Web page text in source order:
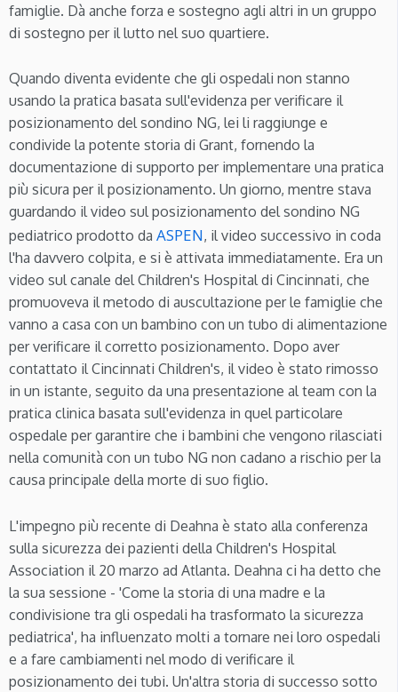
famiglie. Dà anche forza e sostegno agli altri in un gruppo
di sostegno per il lutto nel suo quartiere.
Quando diventa evidente che gli ospedali non stanno
usando la pratica basata sull'evidenza per verificare il
posizionamento del sondino NG, lei li raggiunge e
condivide la potente storia di Grant, fornendo la
documentazione di supporto per implementare una pratica
più sicura per il posizionamento. Un giorno, mentre stava
guardando il video sul posizionamento del sondino NG
pediatrico prodotto da ASPEN, il video successivo in coda
l'ha davvero colpita, e si è attivata immediatamente. Era un
video sul canale del Children's Hospital di Cincinnati, che
promuoveva il metodo di auscultazione per le famiglie che
vanno a casa con un bambino con un tubo di alimentazione
per verificare il corretto posizionamento. Dopo aver
contattato il Cincinnati Children's, il video è stato rimosso
in un istante, seguito da una presentazione al team con la
pratica clinica basata sull'evidenza in quel particolare
ospedale per garantire che i bambini che vengono rilasciati
nella comunità con un tubo NG non cadano a rischio per la
causa principale della morte di suo figlio.
L'impegno più recente di Deahna è stato alla conferenza
sulla sicurezza dei pazienti della Children's Hospital
Association il 20 marzo ad Atlanta. Deahna ci ha detto che
la sua sessione - 'Come la storia di una madre e la
condivisione tra gli ospedali ha trasformato la sicurezza
pediatrica', ha influenzato molti a tornare nei loro ospedali
e a fare cambiamenti nel modo di verificare il
posizionamento dei tubi. Un'altra storia di successo sotto